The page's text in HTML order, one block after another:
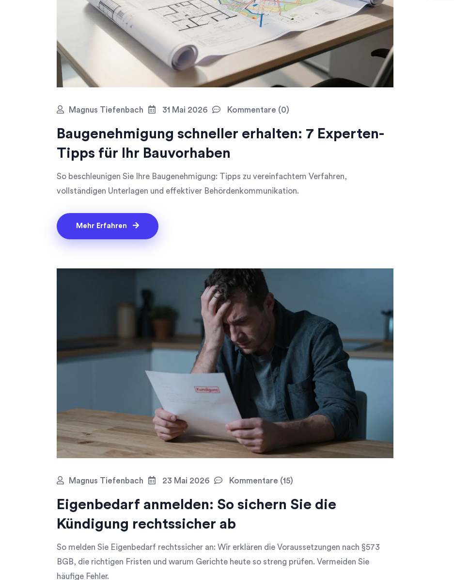
Magnus Tiefenbach 31 Mai 2026 Kommentare (0)
Baugenehmigung schneller erhalten: 7 Experten-
Tipps für Ihr Bauvorhaben
So beschleunigen Sie Ihre Baugenehmigung: Tipps zu vereinfachtem Verfahren,
vollständigen Unterlagen und effektiver Behördenkommunikation.
Mehr Erfahren
Magnus Tiefenbach 23 Mai 2026 Kommentare (15)
Eigenbedarf anmelden: So sichern Sie die
Kündigung rechtssicher ab
So melden Sie Eigenbedarf rechtssicher an: Wir erklären die Voraussetzungen nach §573
BGB, die richtigen Fristen und warum Gerichte heute so streng prüfen. Vermeiden Sie
häufige Fehler.